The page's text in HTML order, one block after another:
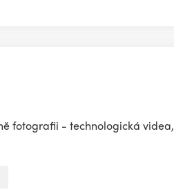
fotografii - technologická videa,